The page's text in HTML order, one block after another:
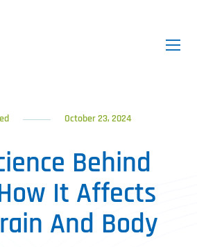
October 23, 2024
Behind
It Affects
And Body